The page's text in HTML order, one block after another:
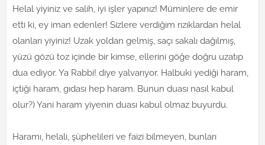
Helal yiyiniz ve salih, iyi işler yapınız! Müminlere de emir
etti ki, ey iman edenler! Sizlere verdiğim rızıklardan helal
olanları yiyiniz! Uzak yoldan gelmiş, saçı sakalı dağılmış,
yüzü gözü toz içinde bir kimse, ellerini göğe doğru uzatıp
dua ediyor. Ya Rabbi! diye yalvarıyor. Halbuki yediği haram,
içtiği haram, gıdası hep haram. Bunun duası nasıl kabul
olur?) Yani haram yiyenin duası kabul olmaz buyurdu.
Haramı, helali, şüphelileri ve faizi bilmeyen, bunları